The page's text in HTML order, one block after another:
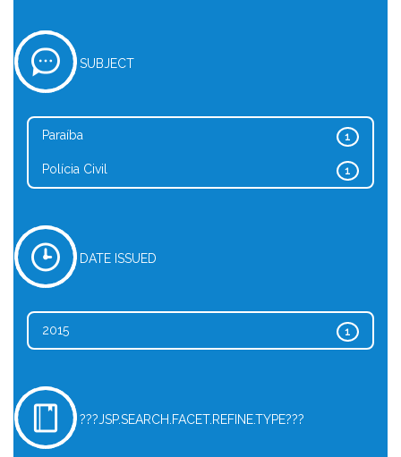
SUBJECT
1
Paraíba
1
Polícia Civil
DATE ISSUED
1
2015
???JSP.SEARCH.FACET.REFINE.TYPE???